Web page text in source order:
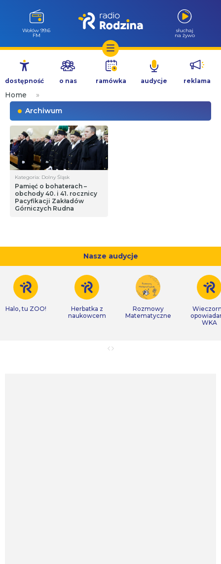
Przejdź
treści
Wołów 99.6
FM
słuchaj
na żywo
dostępność o nas ramówka audycje reklama
Home
»
Archiwum
Kategoria: Dolny Śląsk
Pamięć o bohaterach –
obchody 40. i 41. rocznicy
Pacyfikacji Zakładów
Górniczych Rudna
Nasze audycje
Halo, tu ZOO!
Herbatka z
naukowcem
Rozmowy
Matematyczne
WKA